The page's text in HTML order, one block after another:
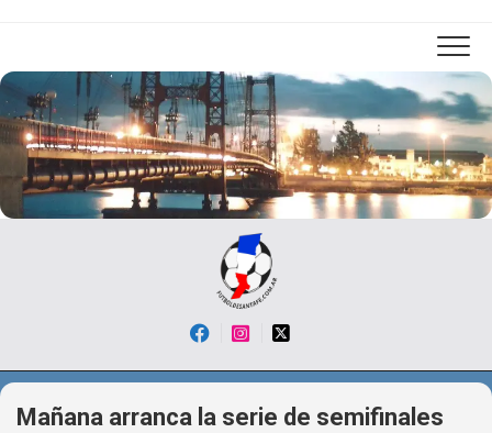
Mañana arranca la serie de semifinales